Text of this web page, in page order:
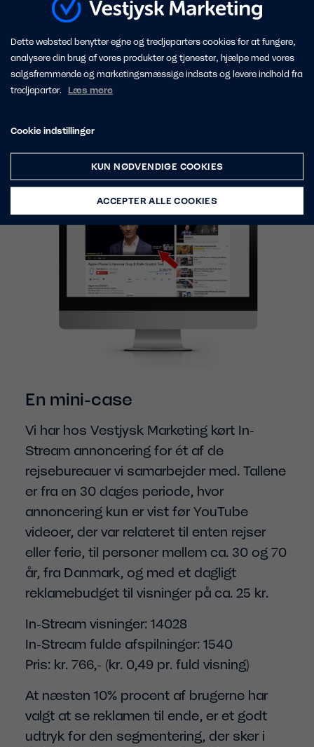
kostet annoncøren noget! Samtidig har de
brugere, der vælger at se reklamen til
ende, selv valgt dette, og må derfor
betragtes som langt mere modtagelige
overfor budskabet i reklamen. En bruger
sekunders reklame, er vist noget de fleste
En mini-case
Vi har hos Vestjysk Marketing kørt In-
Stream annoncering for ét af de
rejsebureauer vi samarbejder med. Tallene
er fra en 30 dages periode, hvor
annoncering kun er vist før YouTube
videoer, der var relateret til enten rejser
eller ferie, til personer mellem ca. 30 og 70
år, fra Danmark, og med et dagligt
reklamebudget til visninger på ca. 25 kr.
In-Stream visninger: 14028
In-Stream fulde afspilninger: 1540
Pris: kr. 766,- (kr. 0,49 pr. fuld visning)
At næsten 10% procent af brugerne har
valgt at se reklamen til ende, er et godt
udtryk for den segmentering, der sker i
Dette websted benytter egne og tredjeparters cookies for at fungere,
analysere din brug af vores produkter og tjenester, hjælpe med vores
salgsfremmende og marketingsmæssige indsats og levere indhold fra
tredjeparter. Læs mere
Cookie indstillinger
KUN NØDVENDIGE COOKIES
ACCEPTER ALLE COOKIES